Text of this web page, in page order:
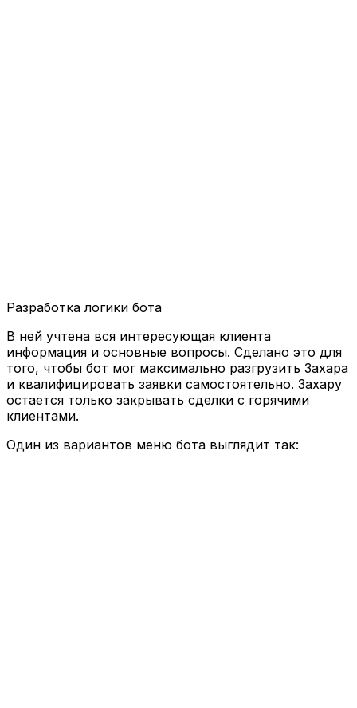
Разработка логики бота
В ней учтена вся интересующая клиента
информация и основные вопросы. Сделано это для
того, чтобы бот мог максимально разгрузить Захара
и квалифицировать заявки самостоятельно. Захару
остается только закрывать сделки с горячими
клиентами.
Один из вариантов меню бота выглядит так: